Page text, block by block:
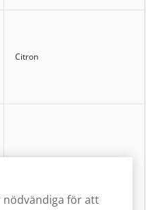
Citron
nödvändiga för att